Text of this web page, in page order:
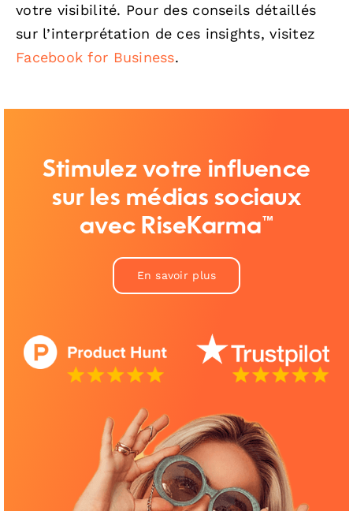
votre visibilité. Pour des conseils détaillés
sur l’interprétation de ces insights, visitez
Facebook for Business.
Stimulez votre influence
sur les médias sociaux
avec RiseKarma™
En savoir plus